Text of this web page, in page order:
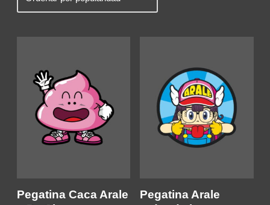
Pegatina Caca Arale
Pegatina Arale